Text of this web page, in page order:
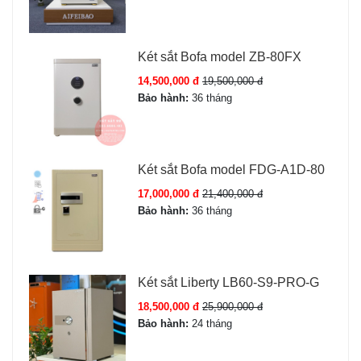
Chìa cơ dự phòng:
pin hoặc quên mã.
Báo động khi sai mã/vân tay 3 lần liên tiếp, khóa bàn
phím 60 giây
Cảm biến chống rung lắc, di chuyển trái phép
Cảnh báo pin yếu trước khi cạn
đục
Két sắt Bofa model ZB-80FX
14,500,000 đ 19,500,000 đ
Bảo hành: 36 tháng
Két sắt Bofa model FDG-A1D-80
17,000,000 đ 21,400,000 đ
Bảo hành: 36 tháng
Két sắt Liberty LB60-S9-PRO-G
18,500,000 đ 25,900,000 đ
Bảo hành: 24 tháng